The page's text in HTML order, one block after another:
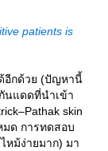
patients is
อีกด้วย (ปัญหานี้
นแดดที่นำเข้า
skin
มด การทดสอบ
หม้ง่ายมาก) มา